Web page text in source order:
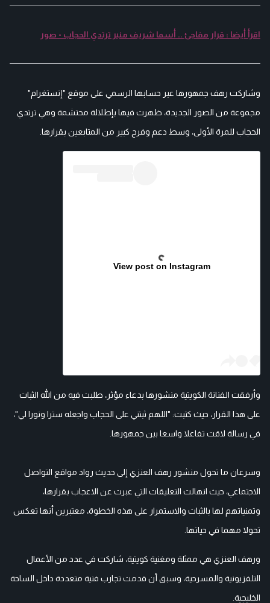
اقرأ أيضا : قرار مفاجئ .. أسما شريف منير ترتدي الحجاب - صور
وشاركت رهف جمهورها عبر حسابها الرسمي على موقع "إنستغرام"
مجموعة من الصور الجديدة، ظهرت فيها بإطلالة محتشمة وهي ترتدي
الحجاب للمرة الأولى، وسط دعم وفرح كبير من المتابعين بقرارها.
View post on Instagram
وأرفقت الفنانة الكويتية منشورها بدعاء مؤثر، طلبت فيه من الله الثبات
على هذا القرار، حيث كتبت: "اللهم ثبتني على الحجاب واجعله سترا ونورا لي"،
في رسالة لاقت تفاعلا واسعا بين جمهورها.
وسرعان ما تحول منشور رهف العنزي إلى حديث رواد مواقع التواصل
الاجتماعي، حيث انهالت التعليقات التي عبرت عن الاعجاب بقرارها،
وتمنياتهم لها بالثبات والاستمرار على هذه الخطوة، معتبرين أنها تعكس
تحولا مهما في حياتها.
ورهف العنزي هي ممثلة ومغنية كويتية، شاركت في عدد من الأعمال
التلفزيونية والمسرحية، وسبق أن قدمت تجارب فنية متعددة داخل الساحة
الخليجية.